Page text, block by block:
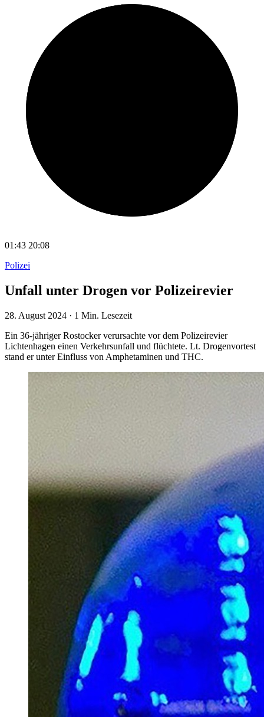
01:43 20:08
Polizei
Unfall unter Drogen vor Polizeirevier
28. August 2024 · 1 Min. Lesezeit
Ein 36-jähriger Rostocker verursachte vor dem Polizeirevier
Lichtenhagen einen Verkehrsunfall und flüchtete. Lt. Drogenvortest
stand er unter Einfluss von Amphetaminen und THC.